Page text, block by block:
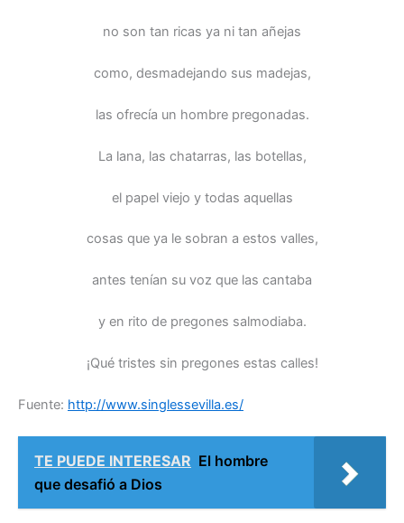
no son tan ricas ya ni tan añejas
como, desmadejando sus madejas,
las ofrecía un hombre pregonadas.
La lana, las chatarras, las botellas,
el papel viejo y todas aquellas
cosas que ya le sobran a estos valles,
antes tenían su voz que las cantaba
y en rito de pregones salmodiaba.
¡Qué tristes sin pregones estas calles!
Fuente: http://www.singlessevilla.es/
TE PUEDE INTERESAR El hombre
que desafió a Dios